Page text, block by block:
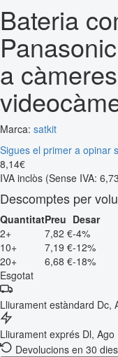
Bateria
a
Marca: satkit
Sigues el primer a opinar
8,14€
IVA inclòs (Sense IVA:
Descomptes per
QuantitatPreu Desar
2+
7,82 €-4%
10+
7,19 €-12%
20+
6,68 €-18%
Esgotat
Lliurament estàndard Dc,
Lliurament exprés Dl, Ago
Devolucions en 30 dies